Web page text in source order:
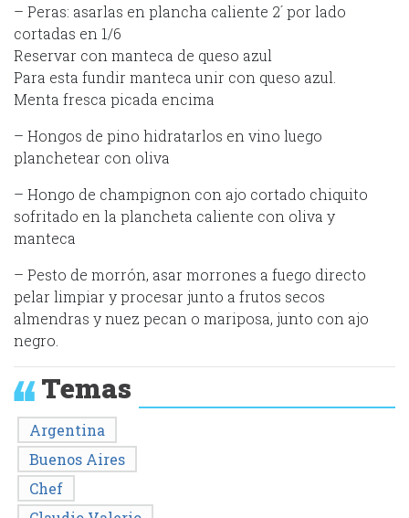
– Peras: asarlas en plancha caliente 2´ por lado
cortadas en 1/6
Reservar con manteca de queso azul
Para esta fundir manteca unir con queso azul.
Menta fresca picada encima
– Hongos de pino hidratarlos en vino luego
planchetear con oliva
– Hongo de champignon con ajo cortado chiquito
sofritado en la plancheta caliente con oliva y
manteca
– Pesto de morrón, asar morrones a fuego directo
pelar limpiar y procesar junto a frutos secos
almendras y nuez pecan o mariposa, junto con ajo
negro.
Temas
Argentina
Buenos Aires
Chef